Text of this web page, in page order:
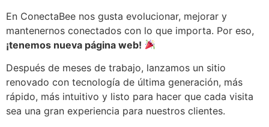
En ConectaBee nos gusta evolucionar, mejorar y
mantenernos conectados con lo que importa. Por eso,
¡tenemos nueva página web!
Después de meses de trabajo, lanzamos un sitio
renovado con tecnología de última generación, más
rápido, más intuitivo y listo para hacer que cada visita
sea una gran experiencia para nuestros clientes.